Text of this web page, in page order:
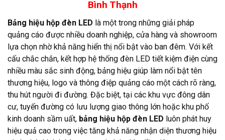
Bình Thạnh
Bảng hiệu hộp đèn LED là một trong những giải pháp
quảng cáo được nhiều doanh nghiệp, cửa hàng và showroom
lựa chọn nhờ khả năng hiển thị nổi bật vào ban đêm. Với kết
cấu chắc chắn, kết hợp hệ thống đèn LED tiết kiệm điện cùng
nhiều màu sắc sinh động, bảng hiệu giúp làm nổi bật tên
thương hiệu, logo và thông điệp quảng cáo một cách rõ ràng,
thu hút người đi đường. Đặc biệt, tại các khu vực đông dân
cư, tuyến đường có lưu lượng giao thông lớn hoặc khu phố
kinh doanh sầm uất, bảng hiệu hộp đèn LED luôn phát huy
hiệu quả cao trong việc tăng khả năng nhận diện thương hiệu